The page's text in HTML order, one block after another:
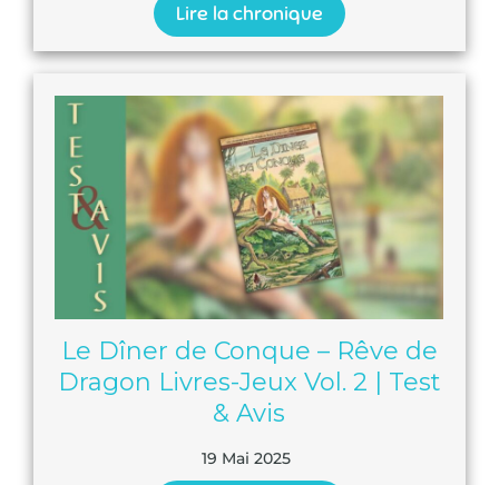
Lire la chronique
Le Dîner de Conque – Rêve de
Dragon Livres-Jeux Vol. 2 | Test
& Avis
19 Mai 2025